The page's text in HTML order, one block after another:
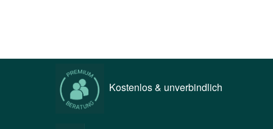
Kostenlos & unverbindlich